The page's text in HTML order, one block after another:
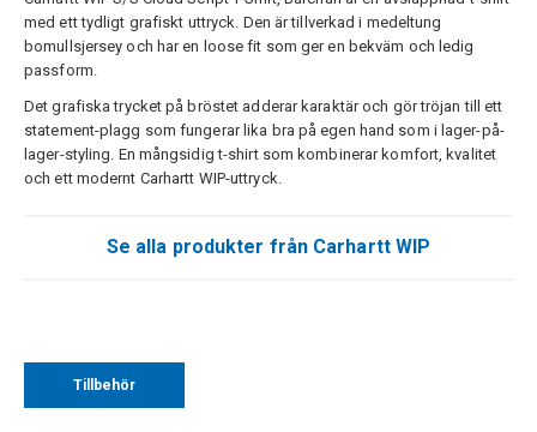
med ett tydligt grafiskt uttryck. Den är tillverkad i medeltung
bomullsjersey och har en loose fit som ger en bekväm och ledig
passform.
Det grafiska trycket på bröstet adderar karaktär och gör tröjan till ett
statement-plagg som fungerar lika bra på egen hand som i lager-på-
lager-styling. En mångsidig t-shirt som kombinerar komfort, kvalitet
och ett modernt Carhartt WIP-uttryck.
Se alla produkter från Carhartt WIP
Tillbehör